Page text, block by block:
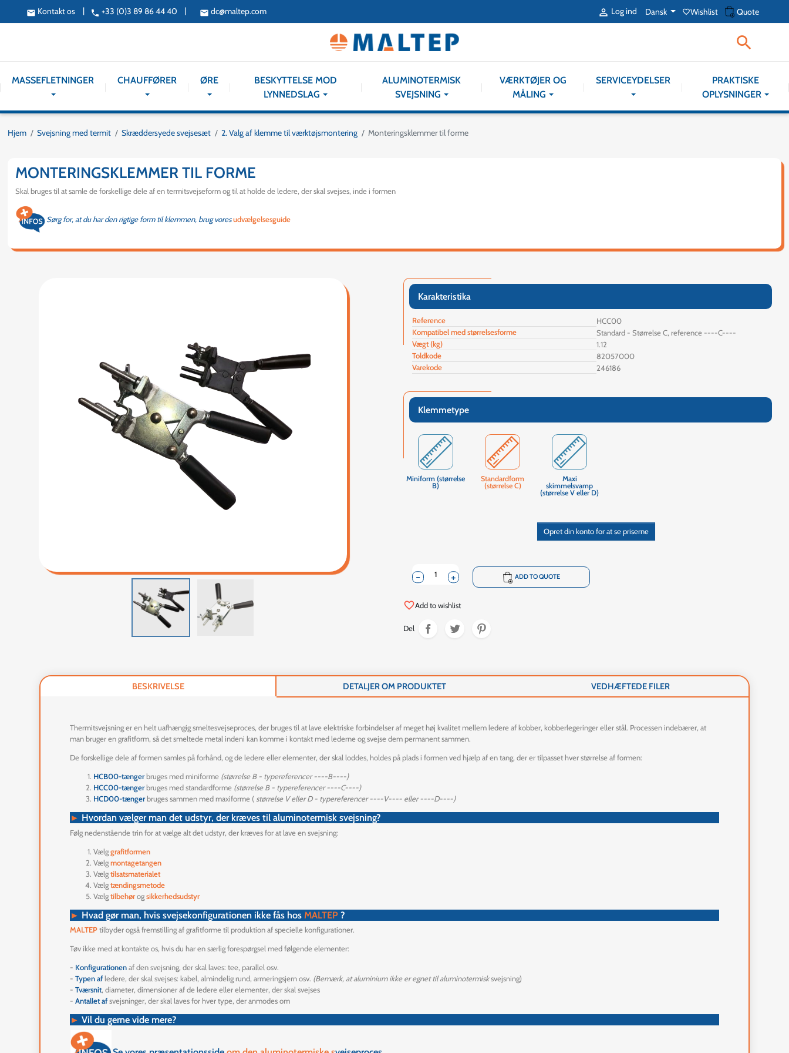
email Kontakt os | phone +33 (0)3 89 86 44 40 | email dc@maltep.com  Log ind Dansk favorite_borderWishlist shopping_cart Quote

MASSEFLETNINGER CHAUFFØRER ØRE
BESKYTTELSE MOD
LYNNEDSLAG
ALUMINOTERMISK
SVEJSNING
VÆRKTØJER OG
MÅLING
SERVICEYDELSER
PRAKTISKE
OPLYSNINGER
Hjem Svejsning med termit Skræddersyede svejsesæt 2. Valg af klemme til værktøjsmontering Monteringsklemmer til forme
MONTERINGSKLEMMER TIL FORME
Skal bruges til at samle de forskellige dele af en termitsvejseform og til at holde de ledere, der skal svejses, inde i formen
Sørg for, at du har den rigtige form til klemmen, brug voresudvælgelsesguide
Karakteristika
Reference
HCC00
Kompatibel med størrelsesforme
Standard - Størrelse C, reference ----C----
Vægt (kg)
1.12
Toldkode
82057000
Varekode
246186
Klemmetype
Miniform (størrelse
B)
Standardform
(størrelse C)
Maxi
skimmelsvamp
(størrelse V eller D)
Opret din konto for at se priserne
+
- shopping_cart ADD TO QUOTE
favorite_borderAdd to wishlist
Del
BESKRIVELSE DETALJER OM PRODUKTET VEDHÆFTEDE FILER
Thermitsvejsning er en helt uafhængig smeltesvejseproces, der bruges til at lave elektriske forbindelser af meget høj kvalitet mellem ledere af kobber, kobberlegeringer eller stål. Processen indebærer, at
man bruger en grafitform, så det smeltede metal indeni kan komme i kontakt med lederne og svejse dem permanent sammen.
De forskellige dele af formen samles på forhånd, og de ledere eller elementer, der skal loddes, holdes på plads i formen ved hjælp af en tang, der er tilpasset hver størrelse af formen:
HCB00-tængerbruges med miniforme (størrelse B - typereferencer ----B----)
HCC00-tængerbruges med standardforme (størrelse B - typereferencer ----C----)
HCD00-tængerbruges sammen med maxiforme ( størrelse V eller D - typereferencer ----V---- eller ----D----)
► Hvordan vælger man det udstyr, der kræves til aluminotermisk svejsning?
Følg nedenstående trin for at vælge alt det udstyr, der kræves for at lave en svejsning:
Vælggrafitformen
Vælgmontagetangen
Vælgtilsatsmaterialet
Vælgtændingsmetode
Vælgtilbehørogsikkerhedsudstyr
► Hvad gør man, hvis svejsekonfigurationen ikke fås hos MALTEP?
MALTEPtilbyder også fremstilling af grafitforme til produktion af specielle konfigurationer.
Tøv ikke med at kontakte os, hvis du har en særlig forespørgsel med følgende elementer:
- Konfigurationenaf den svejsning, der skal laves: tee, parallel osv.
-Typen afledere, der skal svejses: kabel, almindelig rund, armeringsjern osv. (Bemærk, at aluminium ikke er egnet til aluminotermisksvejsning)
-Tværsnit, diameter, dimensioner af de ledere eller elementer, der skal svejses
-Antallet afsvejsninger, der skal laves for hver type, der anmodes om
► Vil du gerne vide mere?